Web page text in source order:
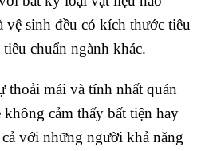
vệ sinh đều có kích thước tiêu
chuẩn ngành khác.
thoải mái và tính nhất quán
cảm thấy bất tiện hay
với những người khả năng